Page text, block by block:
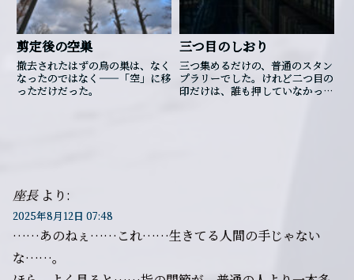
剪定後の空巣
撤去されたはずの烏の巣は、なく
なったのではなく――「空」に移
っただけだった。
三つ目のしおり
三つ集めるだけの、普通のスタン
プラリーでした。けれど二つ目の
印だけは、誰も押していなかった
座長 より:
2025年8月12日 07:48
……あのねぇ……これ……生きてる人間の手じゃない
な……。